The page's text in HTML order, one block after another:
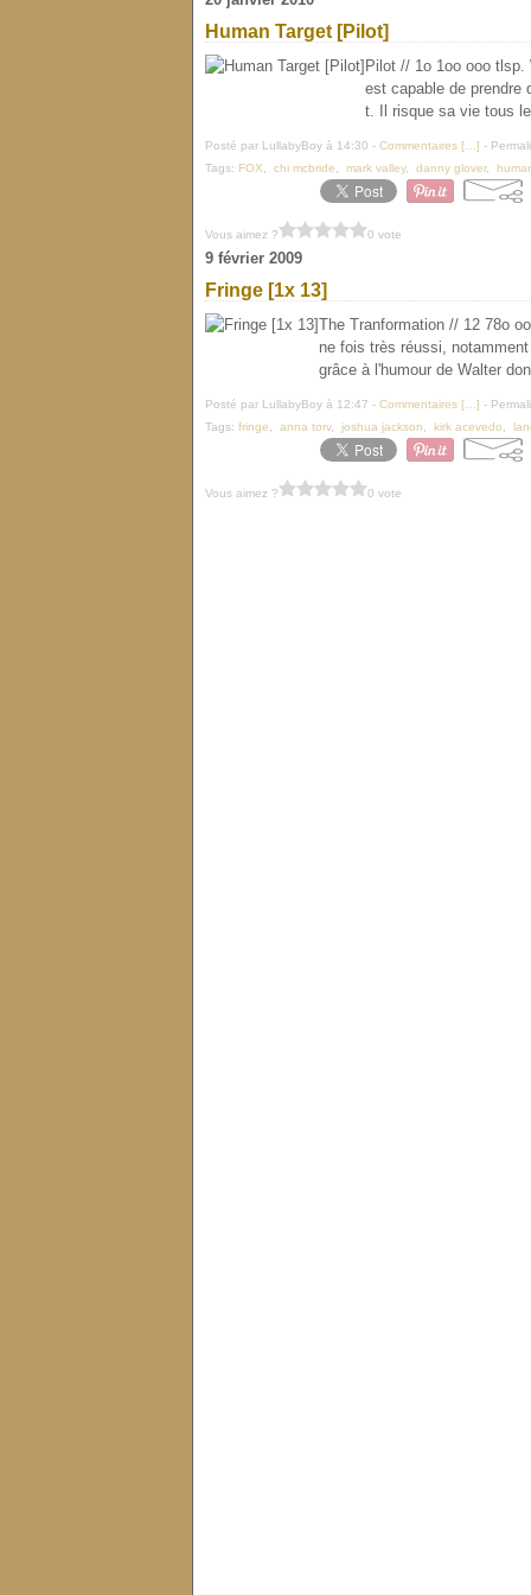
Human Target [Pilot]
Pilot // 1o 1oo ooo tlsp.
est capable de prendre
t. Il risque sa vie tous
Posté par LullabyBoy à 14:30 - Commentaires [ ] -
Tags: FOX chi mcbride mark valley, danny glover,
Vous aimez ? 0 vote
9 février 2009
Fringe [1x 13]
The Tranformation // 12 78o
ne fois très réussi,
grâce à l'humour de Walter
Posté par LullabyBoy à 12:47 - Commentaires [ ] -
Tags: fringe anna torv, joshua jackson kirk acevedo
Vous aimez ? 0 vote